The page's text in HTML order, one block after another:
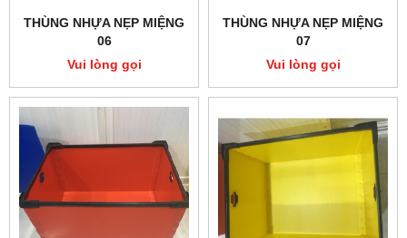
THÙNG NHỰA NẸP MIỆNG
06
Vui lòng gọi
THÙNG NHỰA NẸP MIỆNG
07
Vui lòng gọi